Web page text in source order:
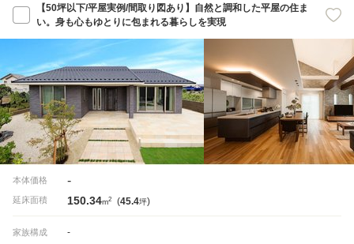
【50坪以下/平屋実例/間取り図あり】自然と調和した平屋の住ま
い。身も心もゆとりに包まれる暮らしを実現
本体価格 -
延床面積 150.34m2 (45.4坪)
家族構成 -